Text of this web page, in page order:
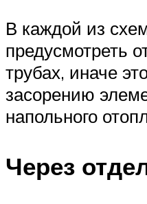
В каждой из
предусмотреть
трубах, иначе
засорению
напольного
Через